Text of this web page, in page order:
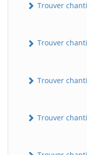
Trouver
Trouver
Trouver
Trouver